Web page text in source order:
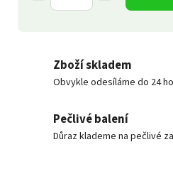
Zboží skladem
Obvykle odesíláme do 24
Pečlivé balení
Důraz klademe na pečlivé